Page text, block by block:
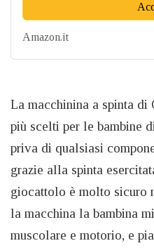
Amazon.it
La macchinina a spinta di
più scelti per le bambine
priva di qualsiasi
grazie alla spinta
giocattolo è molto sicuro
la macchina la bambina
muscolare e motorio, e